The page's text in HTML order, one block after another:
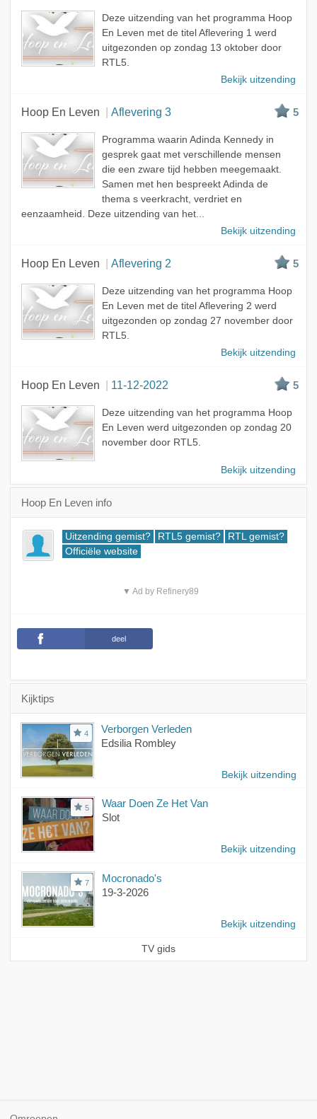
Deze uitzending van het programma Hoop
En Leven met de titel Aflevering 1 werd
uitgezonden op zondag 13 oktober door
RTL5.
Bekijk uitzending
Hoop En Leven Aflevering 3 5
Programma waarin Adinda Kennedy in
gesprek gaat met verschillende mensen
die een zware tijd hebben meegemaakt.
Samen met hen bespreekt Adinda de
thema s veerkracht, verdriet en
eenzaamheid. Deze uitzending van het...
Bekijk uitzending
Hoop En Leven Aflevering 2 5
Deze uitzending van het programma Hoop
En Leven met de titel Aflevering 2 werd
uitgezonden op zondag 27 november door
RTL5.
Bekijk uitzending
Hoop En Leven 11-12-2022 5
Deze uitzending van het programma Hoop
En Leven werd uitgezonden op zondag 20
november door RTL5.
Bekijk uitzending
Hoop En Leven info
Uitzending gemist? RTL5 gemist?
RTL gemist?
Officiële website
▼ Ad by Refinery89
deel
Kijktips
4
Verborgen Verleden
Edsilia Rombley
Bekijk uitzending
5
Waar Doen Ze Het Van
Slot
Bekijk uitzending
7
Mocronado's
19-3-2026
Bekijk uitzending
TV gids